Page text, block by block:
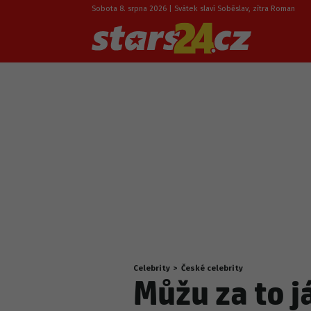
Sobota 8. srpna 2026 | Svátek slaví Soběslav, zítra Roman
Nacházíte
se
zde:
Celebrity > České celebrity
Můžu za to